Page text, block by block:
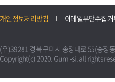
개인정보처리방침 이메일무단수집거
(우)39281 경북 구미시 송정대로 55(송
Copyright(c) 2020. Gumi-si. all rights